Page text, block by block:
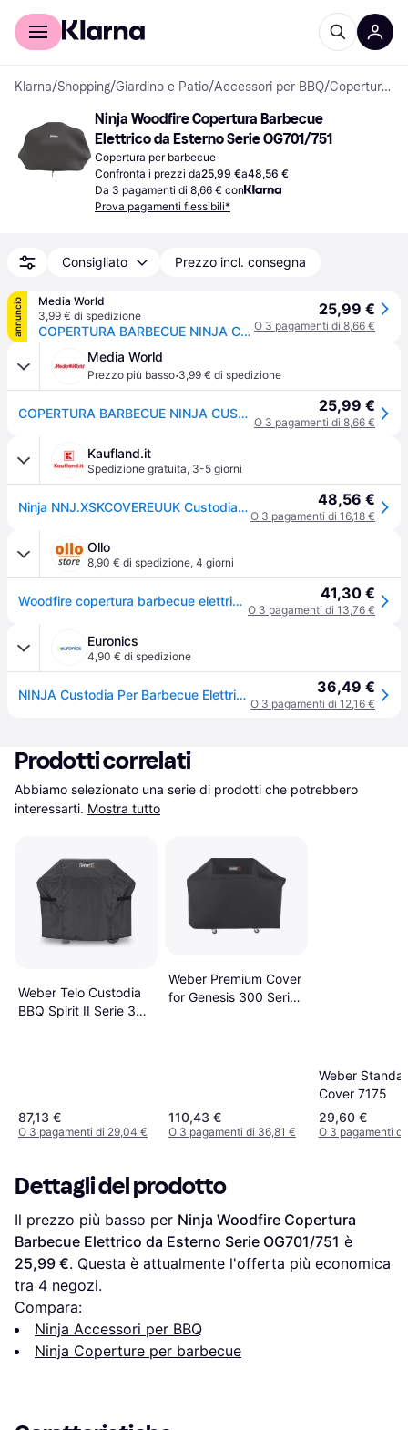
Per il tuo shopping
Klarna/Shopping/Giardino e Patio/Accessori per BBQ/ Coperture per barbecue
Ninja Woodfire Copertura Barbecue
Elettrico da Esterno Serie OG701/751
Copertura per barbecue
Confronta i prezzi da25,99 €a48,56 €
Da 3 pagamenti di 8,66 € con
Prova pagamenti flessibili*
Consigliato Prezzo incl. consegna
annuncio
Media World
3,99 € di spedizione
COPERTURA BARBECUE NINJA CUSTODIA WOODFIRE
25,99 €
O 3 pagamenti di 8,66 €
Media World
Prezzo più basso·3,99 € di spedizione
COPERTURA BARBECUE NINJA CUSTODIA WOODFIRE 25,99 €
O 3 pagamenti di 8,66 €
Kaufland.it
Spedizione gratuita, 3-5 giorni
Ninja NNJ.XSKCOVEREUUK Custodia Compatibile con Ninja Woodfire OG701EU Nero 48,56 €
O 3 pagamenti di 16,18 €
Ollo
8,90 € di spedizione, 4 giorni
Woodfire copertura barbecue elettrico da esterno, compatibile con barbecue ninja woodfire serie og701/751 41,30 €
O 3 pagamenti di 13,76 €
Euronics
4,90 € di spedizione
NINJA Custodia Per Barbecue Elettrico Woodfire-nero 36,49 €
O 3 pagamenti di 12,16 €
Prodotti correlati
Abbiamo selezionato una serie di prodotti che potrebbero
interessarti. Mostra tutto
Weber Telo Custodia
BBQ Spirit II Serie 300
87,13 €
O 3 pagamenti di 29,04 €
Weber Premium Cover
for Genesis 300 Series
110,43 €
O 3 pagamenti di 36,81 €
Weber
Cover 7175
29,60 €
O 3 pagamenti di
Dettagli del prodotto
Il prezzo più basso per Ninja Woodfire Copertura
Barbecue Elettrico da Esterno Serie OG701/751
25,99 €. Questa è attualmente l'offerta più economica
tra 4 negozi.
Compara:
Ninja Accessori per BBQ
Ninja Coperture per barbecue